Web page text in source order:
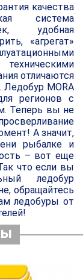
качества
система
удобная
«агрегат»
отличаются
MORA
регионов с
Теперь вы не
А значит,
рыбалке и
– вот еще
что если вы
ледобур
обращайтесь
ледобуры от